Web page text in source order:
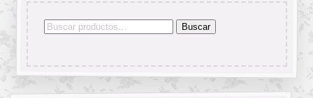
Buscar
Buscar